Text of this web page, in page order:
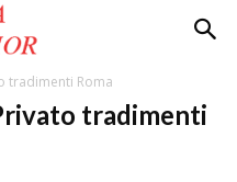
tradimenti Roma
tradimenti